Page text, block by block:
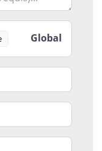
Global